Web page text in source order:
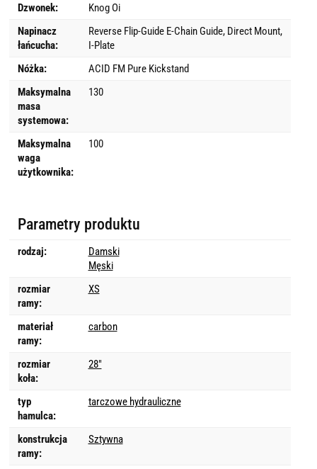
Dzwonek:
Knog Oi
Napinacz
łańcucha:
Reverse Flip-Guide E-Chain Guide, Direct Mount,
I-Plate
Nóżka:
ACID FM Pure Kickstand
Maksymalna
masa
systemowa:
130
Maksymalna
waga
użytkownika:
100
Parametry produktu
rodzaj:
Damski
Męski
rozmiar
ramy:
XS
materiał
ramy:
carbon
rozmiar
koła:
28"
typ
hamulca:
tarczowe hydrauliczne
konstrukcja
ramy:
Sztywna